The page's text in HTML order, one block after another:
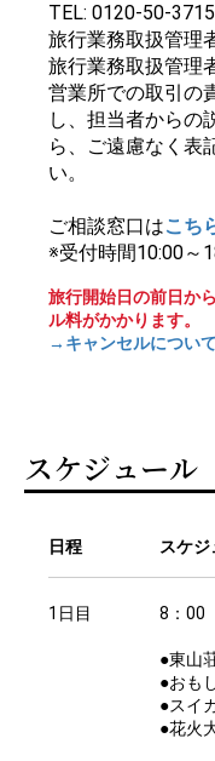
TEL: 0120-50-3715
旅行業務取扱管理
旅行業務取扱管理
営業所での取引の
し、担当者からの
ら、ご遠慮なく表
い。
ご相談窓口はこち
※受付時間10:00～
旅行開始日の前日か
ル料がかかります。
→キャンセルについて
スケジュール
日程
1日目
スケジ
8：00
●東山
●おも
●スイ
●花火